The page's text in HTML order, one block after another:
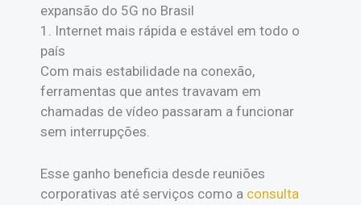
expansão do 5G no Brasil
1. Internet mais rápida e estável em todo o
país
Com mais estabilidade na conexão,
ferramentas que antes travavam em
chamadas de vídeo passaram a funcionar
sem interrupções.
Esse ganho beneficia desde reuniões
corporativas até serviços como a consulta